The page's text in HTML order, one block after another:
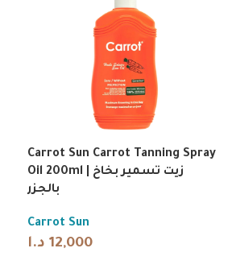
Carrot Sun Carrot Tanning Spray
Oil 200ml | زيت تسمير بخاخ
بالجزر
Carrot Sun
12,000 د.ا